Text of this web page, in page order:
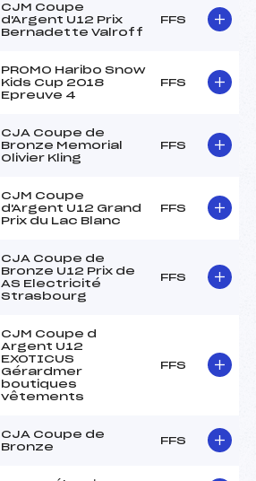
CJM Coupe
d'Argent U12 Prix
Bernadette Valroff
FFS
PROMO Haribo Snow
Kids Cup 2018
Epreuve 4
FFS
CJA Coupe de
Bronze Memorial
Olivier Kling
FFS
CJM Coupe
d'Argent U12 Grand
Prix du Lac Blanc
FFS
CJA Coupe de
Bronze U12 Prix de
AS Electricité
Strasbourg
FFS
CJM Coupe d
Argent U12
EXOTICUS
Gérardmer
boutiques
vêtements
FFS
CJA Coupe de
Bronze
FFS